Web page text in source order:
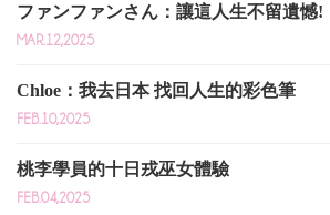
ファンファンさん：讓這人生不留遺憾!
MAR.12,2025
Chloe：我去日本 找回人生的彩色筆
FEB.10,2025
桃李學員的十日戎巫女體驗
FEB.04,2025